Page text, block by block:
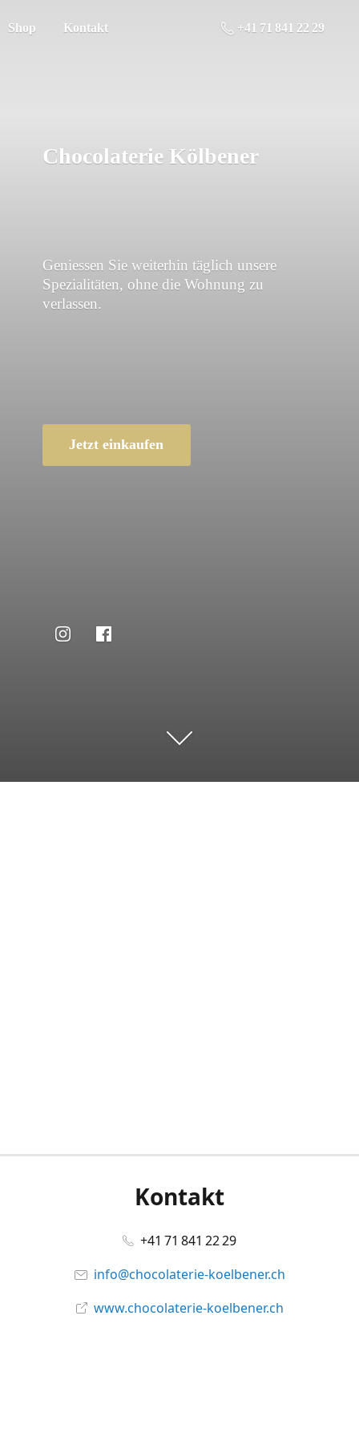
Shop Kontakt +41 71 841 22 29
Chocolaterie Kölbener
Geniessen Sie weiterhin täglich unsere
Spezialitäten, ohne die Wohnung zu
verlassen.
Jetzt einkaufen
Kontakt
+41 71 841 22 29
info@chocolaterie-koelbener.ch
www.chocolaterie-koelbener.ch